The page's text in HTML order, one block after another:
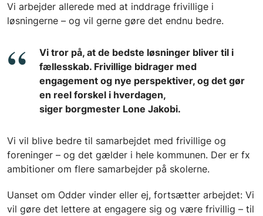
Vi arbejder allerede med at inddrage frivillige i
løsningerne – og vil gerne gøre det endnu bedre.
Vi tror på, at de bedste løsninger bliver til i
fællesskab. Frivillige bidrager med
engagement og nye perspektiver, og det gør
en reel forskel i hverdagen,
siger borgmester Lone Jakobi.
Vi vil blive bedre til samarbejdet med frivillige og
foreninger – og det gælder i hele kommunen. Der er fx
ambitioner om flere samarbejder på skolerne.
Uanset om Odder vinder eller ej, fortsætter arbejdet: Vi
vil gøre det lettere at engagere sig og være frivillig – til